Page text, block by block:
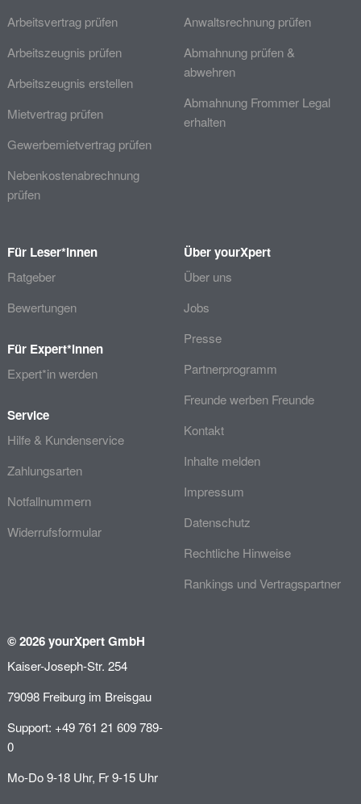
Arbeitsvertrag prüfen
Arbeitszeugnis prüfen
Arbeitszeugnis erstellen
Mietvertrag prüfen
Gewerbemietvertrag prüfen
Nebenkostenabrechnung
prüfen
Anwaltsrechnung prüfen
Abmahnung prüfen &
abwehren
Abmahnung Frommer Legal
erhalten
Für Leser*innen
Ratgeber
Bewertungen
Für Expert*innen
Expert*in werden
Service
Hilfe & Kundenservice
Zahlungsarten
Notfallnummern
Widerrufsformular
Über yourXpert
Über uns
Jobs
Presse
Partnerprogramm
Freunde werben Freunde
Kontakt
Inhalte melden
Impressum
Datenschutz
Rechtliche Hinweise
Rankings und Vertragspartner
© 2026 yourXpert GmbH
Kaiser-Joseph-Str. 254
79098 Freiburg im Breisgau
Support: +49 761 21 609 789-
0
Mo-Do 9-18 Uhr, Fr 9-15 Uhr